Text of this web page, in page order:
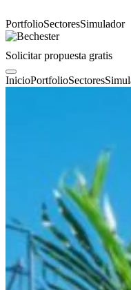
PortfolioSectoresSimulador
Solicitar propuesta gratis
InicioPortfolioSectores